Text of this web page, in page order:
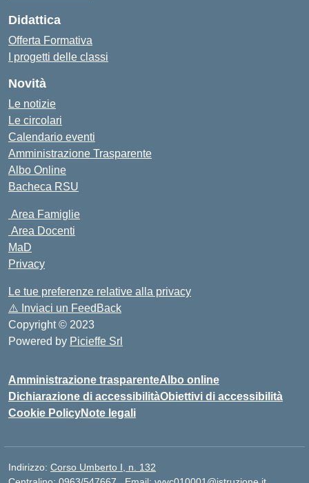
Didattica
Offerta Formativa
I progetti delle classi
Novità
Le notizie
Le circolari
Calendario eventi
Amministrazione Trasparente
Albo Online
Bacheca RSU
Area Famiglie
Area Docenti
MaD
Privacy
Le tue preferenze relative alla privacy
⚠️ Inviaci un FeedBack
Copyright © 2023
Powered by Picieffe Srl
Amministrazione trasparenteAlbo online
Dichiarazione di accessibilitàObiettivi di accessibilità
Cookie PolicyNote legali
Indirizzo: Corso Umberto I, n. 132